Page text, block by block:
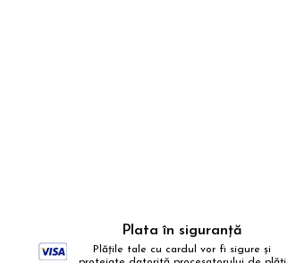
Plata în siguranță
Plățile tale cu cardul vor fi sigure și